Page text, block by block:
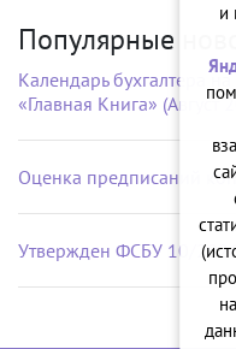
Популярные
Календарь бухгалтера
«Главная Книга» (Август
Оценка предписаний
Утвержден ФСБУ 10/
и